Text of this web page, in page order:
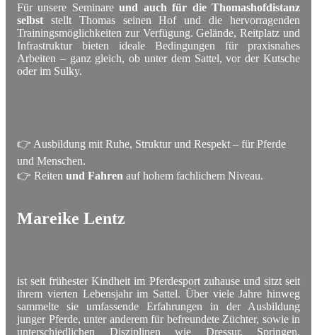
Für unsere Seminareund auch für die Thomashofdistanz
selbst stellt Thomas seinen Hof und die hervorragenden
Trainingsmöglichkeiten zur Verfügung. Gelände, Reitplatz und
Infrastruktur bieten ideale Bedingungen für praxisnahes
Arbeiten – ganz gleich, ob unter dem Sattel, vor der Kutsche
oder im Sulky.
👉 Ausbildung mit Ruhe, Struktur und Respekt – für Pferde
und Menschen.
👉 Reiten und Fahren auf hohem fachlichem Niveau.
Mareike Lentz
ist seit frühester Kindheit im Pferdesport zuhause und sitzt seit
ihrem vierten Lebensjahr im Sattel. Über viele Jahre hinweg
sammelte sie umfassende Erfahrungen in der Ausbildung
junger Pferde, unter anderem für befreundete Züchter, sowie in
unterschiedlichen Disziplinen wie Dressur, Springen,